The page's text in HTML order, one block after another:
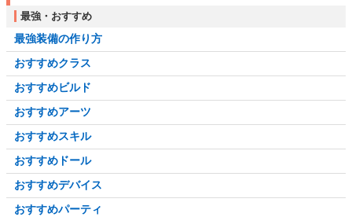
最強・おすすめ
最強装備の作り方
おすすめクラス
おすすめビルド
おすすめアーツ
おすすめスキル
おすすめドール
おすすめデバイス
おすすめパーティ